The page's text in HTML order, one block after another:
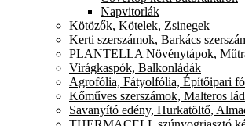
Napvitorlák
Kötözők, Kötelek, Zsinegek
Kerti szerszámok, Barkács
PLANTELLA Növénytápok,
Virágkaspók, Balkonládák
Agrofólia, Fátyolfólia, Építőipari
Kőműves szerszámok, Malteros
Savanyító edény, Hurkatöltő,